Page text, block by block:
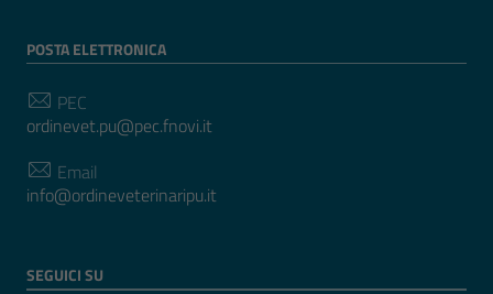
POSTA ELETTRONICA
PEC
ordinevet.pu@pec.fnovi.it
Email
info@ordineveterinaripu.it
SEGUICI SU